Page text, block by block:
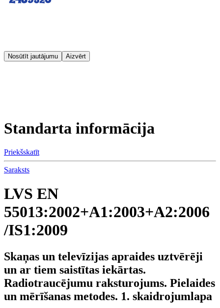
Nosūtīt jautājumu Aizvērt
Standarta informācija
Priekšskatīt
Saraksts
LVS EN
55013:2002+A1:2003+A2:2006
/IS1:2009
Skaņas un televīzijas apraides uztvērēji
un ar tiem saistītas iekārtas.
Radiotraucējumu raksturojums. Pielaides
un mērīšanas metodes. 1. skaidrojumlapa